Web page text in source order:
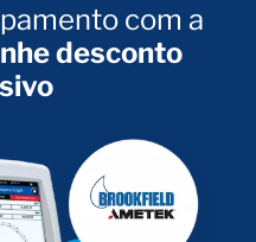
com a
desconto